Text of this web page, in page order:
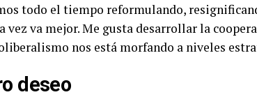
todo el tiempo reformulando,
vez va mejor. Me gusta desarrollar la
nos está morfando a niveles
deseo